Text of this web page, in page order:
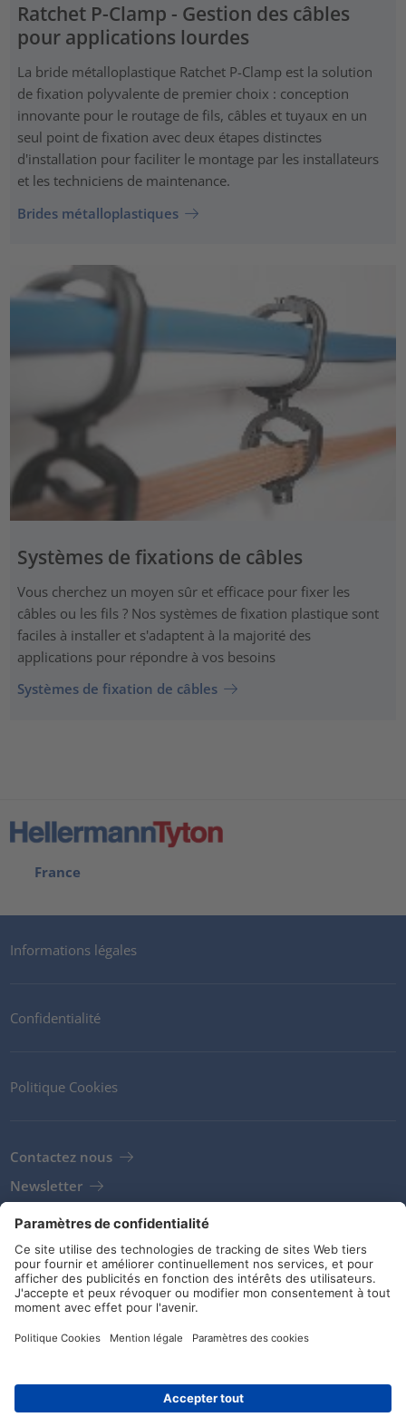
Ratchet P-Clamp - Gestion des câbles
pour applications lourdes
La bride métalloplastique Ratchet P-Clamp est la solution
de fixation polyvalente de premier choix : conception
innovante pour le routage de fils, câbles et tuyaux en un
seul point de fixation avec deux étapes distinctes
d'installation pour faciliter le montage par les installateurs
et les techniciens de maintenance.
Brides métalloplastiques
Systèmes de fixations de câbles
Vous cherchez un moyen sûr et efficace pour fixer les
câbles ou les fils ? Nos systèmes de fixation plastique sont
faciles à installer et s'adaptent à la majorité des
applications pour répondre à vos besoins
Systèmes de fixation de câbles
France
Informations légales
Confidentialité
Politique Cookies
Contactez nous
Newsletter
Clients
Fournisseurs
Conditions de stockage
Réseaux sociaux